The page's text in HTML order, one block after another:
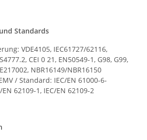
Standards
VDE4105, IEC61727/62116,
CEI 0 21, EN50549-1, G98, G99,
NBR16149/NBR16150
/ Standard: IEC/EN 61000-6-
62109-1, IEC/EN 62109-2